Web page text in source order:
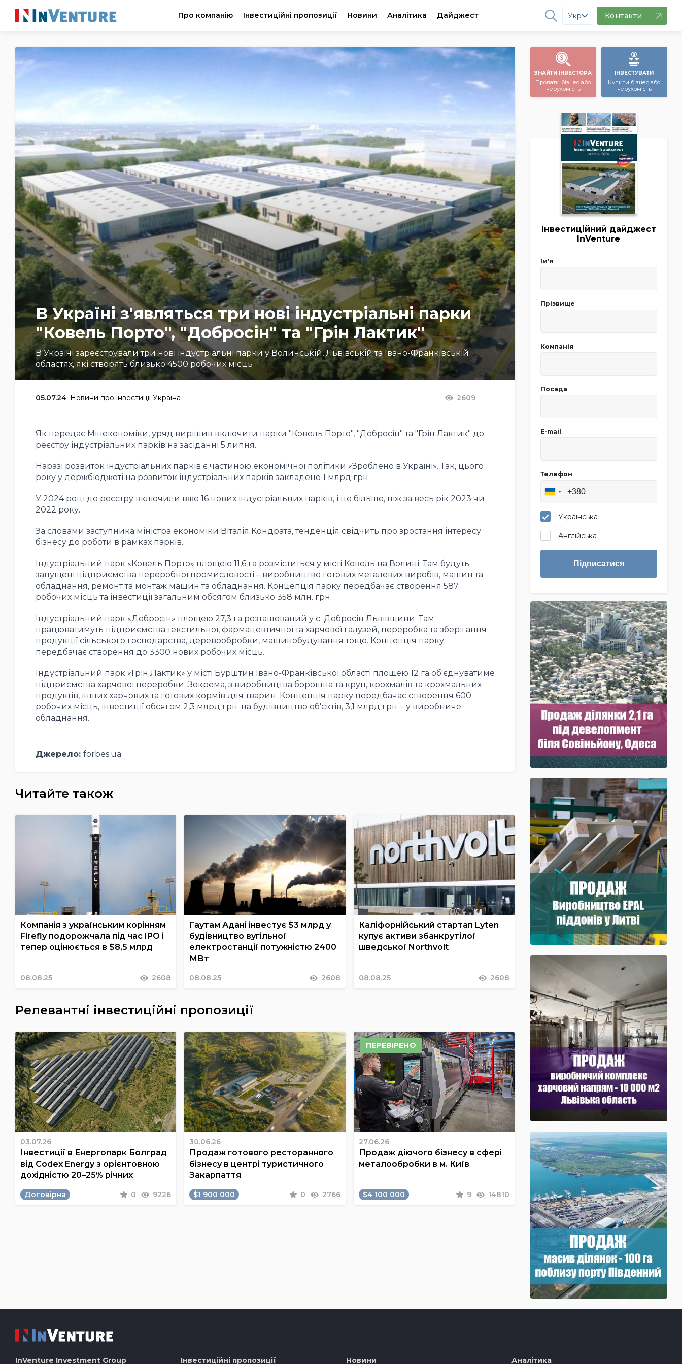
Про компанію Інвестиційні пропозиції Новини Аналітика Дайджест Укр Контакти
В Україні з'являться три нові індустріальні парки
"Ковель Порто", "Добросін" та "Грін Лактик"
В Україні зареєстрували три нові індустріальні парки у Волинській, Львівській та Івано-Франківській
областях, які створять близько 4500 робочих місць
05.07.24 Новини про інвестиції Україна 2609
Як передає Мінекономіки, уряд вирішив включити парки "Ковель Порто", "Добросін" та "Грін Лактик" до
реєстру індустріальних парків на засіданні 5 липня.
Наразі розвиток індустріальних парків є частиною економічної політики «Зроблено в Україні». Так, цього
року у держбюджеті на розвиток індустріальних парків закладено 1 млрд грн.
У 2024 році до реєстру включили вже 16 нових індустріальних парків, і це більше, ніж за весь рік 2023 чи
2022 року.
За словами заступника міністра економіки Віталія Кондрата, тенденція свідчить про зростання інтересу
бізнесу до роботи в рамках парків.
Індустріальний парк «Ковель Порто» площею 11,6 га розміститься у місті Ковель на Волині. Там будуть
запущені підприємства переробної промисловості – виробництво готових металевих виробів, машин та
обладнання, ремонт та монтаж машин та обладнання. Концепція парку передбачає створення 587
робочих місць та інвестиції загальним обсягом близько 358 млн. грн.
Індустріальний парк «Добросін» площею 27,3 га розташований у с. Добросін Львівщини. Там
працюватимуть підприємства текстильної, фармацевтичної та харчової галузей, переробка та зберігання
продукції сільського господарства, деревообробки, машинобудування тощо. Концепція парку
передбачає створення до 3300 нових робочих місць.
Індустріальний парк «Грін Лактик» у місті Бурштин Івано-Франківської області площею 12 га об'єднуватиме
підприємства харчової переробки. Зокрема, з виробництва борошна та круп, крохмалів та крохмальних
продуктів, інших харчових та готових кормів для тварин. Концепція парку передбачає створення 600
робочих місць, інвестиції обсягом 2,3 млрд грн. на будівництво об'єктів, 3,1 млрд грн. - у виробниче
обладнання.
Джерело: forbes.ua
Читайте також
Компанія з українським корінням
Firefly подорожчала під час IPO і
тепер оцінюється в $8,5 млрд
08.08.25 2608
Гаутам Адані інвестує $3 млрд у
будівництво вугільної
електростанції потужністю 2400
МВт
08.08.25 2608
Каліфорнійський стартап Lyten
купує активи збанкрутілої
шведської Northvolt
08.08.25 2608
Релевантні інвестиційні пропозиції
03.07.26
Інвестиції в Енергопарк Болград
від Codex Energy з орієнтовною
дохідністю 20–25% річних
Договірна 0 9226
30.06.26
Продаж готового ресторанного
бізнесу в центрі туристичного
Закарпаття
$1 900 000 0 2766
ПЕРЕВІРЕНО
27.06.26
Продаж діючого бізнесу в сфері
металообробки в м. Київ
$4 100 000 9 14810
ЗНАЙТИ ІНВЕСТОРА
Продати бізнес або
нерухомість
ІНВЕСТУВАТИ
Купити бізнес або
нерухомість
Інвестиційний дайджест
InVenture
Імʼя
Прізвище
Компанія
Посада
E-mail
Телефон
Українська
Англійська
Підписатися
InVenture Investment Group Інвестиційні пропозиції Новини Аналітика